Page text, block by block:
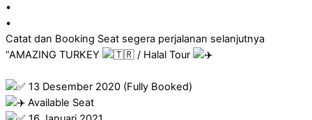
•
•
Catat dan Booking Seat segera perjalanan selanjutnya
“AMAZING TURKEY
/ Halal Tour
13 Desember 2020 (Fully Booked)
Available Seat